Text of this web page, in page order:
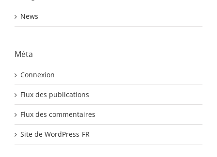
News
Méta
Connexion
Flux des publications
Flux des commentaires
Site de WordPress-FR